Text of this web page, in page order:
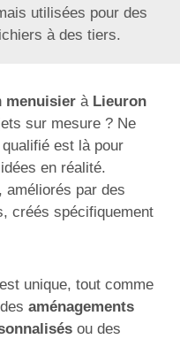
utilisées pour des
à des tiers.
menuisier à Lieuron
sur mesure ? Ne
est là pour
en réalité.
améliorés par des
créés spécifiquement
unique, tout comme
aménagements
ou des